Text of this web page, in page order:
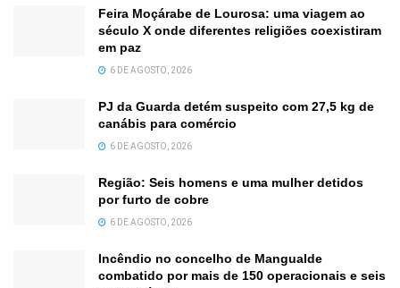
Feira Moçárabe de Lourosa: uma viagem ao
século X onde diferentes religiões coexistiram
em paz
6 DE AGOSTO, 2026
PJ da Guarda detém suspeito com 27,5 kg de
canábis para comércio
6 DE AGOSTO, 2026
Região: Seis homens e uma mulher detidos
por furto de cobre
6 DE AGOSTO, 2026
Incêndio no concelho de Mangualde
combatido por mais de 150 operacionais e seis